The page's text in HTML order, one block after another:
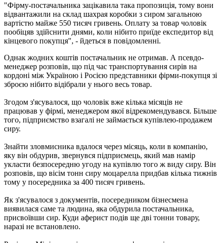
"Фірму-постачальника зацікавила така пропозиція, тому вони
відвантажили на склад шахрая коробки з сиром загальною
вартістю майже 550 тисяч гривень. Оплату за товар чоловік
пообіцяв здійснити днями, коли нібито приїде експедитор від
кінцевого покупця", - йдеться в повідомленні.
Однак жодних коштів постачальник не отримав. А псевдо-
менеджер розповів, що під час транспортування сирів на
кордоні між Україною і Росією представники фірми-покупця зі
зброєю нібито відібрали у нього весь товар.
Згодом з'ясувалося, що чоловік вже кілька місяців не
працював у фірмі, менеджером якої відрекомендувався. Більше
того, підприємство взагалі не займається купівлею-продажем
сиру.
Знайти зловмисника вдалося через місяць, коли в компанію,
яку він обдурив, звернувся підприємець, який мав намір
укласти безпосередню угоду на купівлю того ж виду сиру. Він
розповів, що вісім тонн сиру моцарелла придбав кілька тижнів
тому у посередника за 400 тисяч гривень.
Як з'ясувалося з документів, посередником бізнесмена
виявилася саме та людина, яка обдурила постачальника,
присвоївши сир. Куди аферист подів ще дві тонни товару,
наразі не встановлено.